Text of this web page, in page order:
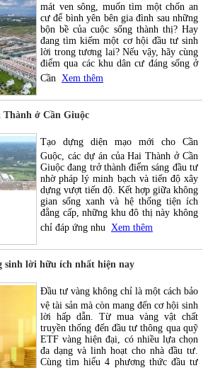
mát ven sông, muốn tìm một chốn an
cư để bình yên bên gia đình sau những
bộn bề của cuộc sống thành thị? Hay
đang tìm kiếm một cơ hội đầu tư sinh
lời trong tương lai? Nếu vậy, hãy cùng
điểm qua các khu dân cư đáng sống ở
Cần Xem thêm
Thành ở Cần Giuộc
Tạo dựng diện mạo mới cho Cần
Guộc, các dự án của Hai Thành ở Cần
Giuộc đang trở thành điểm sáng đầu tư
nhờ pháp lý minh bạch và tiến độ xây
dựng vượt tiến độ. Kết hợp giữa không
gian sống xanh và hệ thống tiện ích
đẳng cấp, những khu đô thị này không
chỉ đáp ứng nhu Xem thêm
sinh lời hữu ích nhất hiện nay
Đầu tư vàng không chỉ là một cách bảo
vệ tài sản mà còn mang đến cơ hội sinh
lời hấp dẫn. Từ mua vàng vật chất
truyền thống đến đầu tư thông qua quỹ
ETF vàng hiện đại, có nhiều lựa chọn
đa dạng và linh hoạt cho nhà đầu tư.
Cùng tìm hiểu 4 phương thức đầu tư